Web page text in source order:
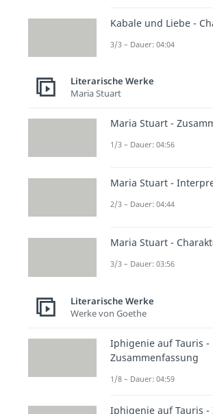
Kabale und Liebe -
3/3 – Dauer: 04:04
Literarische Werke
Maria Stuart
Maria Stuart -
1/3 – Dauer: 04:56
Maria Stuart -
2/3 – Dauer: 04:44
Maria Stuart -
3/3 – Dauer: 03:56
Literarische Werke
Werke von Goethe
Iphigenie auf Tauris -
Zusammenfassung
1/8 – Dauer: 04:59
Iphigenie auf Tauris